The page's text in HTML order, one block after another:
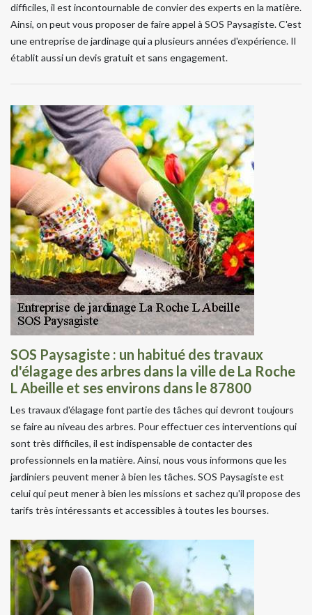
difficiles, il est incontournable de convier des experts en la matière.
Ainsi, on peut vous proposer de faire appel à SOS Paysagiste. C'est
une entreprise de jardinage qui a plusieurs années d'expérience. Il
établit aussi un devis gratuit et sans engagement.
SOS Paysagiste : un habitué des travaux
d'élagage des arbres dans la ville de La Roche
L Abeille et ses environs dans le 87800
Les travaux d'élagage font partie des tâches qui devront toujours
se faire au niveau des arbres. Pour effectuer ces interventions qui
sont très difficiles, il est indispensable de contacter des
professionnels en la matière. Ainsi, nous vous informons que les
jardiniers peuvent mener à bien les tâches. SOS Paysagiste est
celui qui peut mener à bien les missions et sachez qu'il propose des
tarifs très intéressants et accessibles à toutes les bourses.